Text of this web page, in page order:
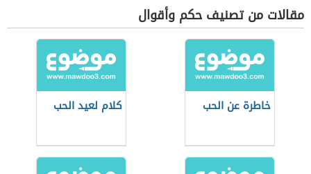
مقالات من تصنيف حكم وأقوال
خاطرة عن الحب كلام لعيد الحب